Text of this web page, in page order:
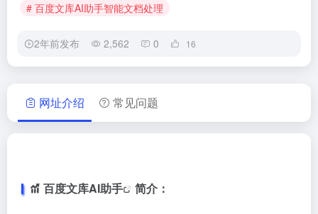
# 百度文库AI助手智能文档处理
2年前发布 2,562 0 16
网址介绍 常见问题
百度文库AI助手 简介：